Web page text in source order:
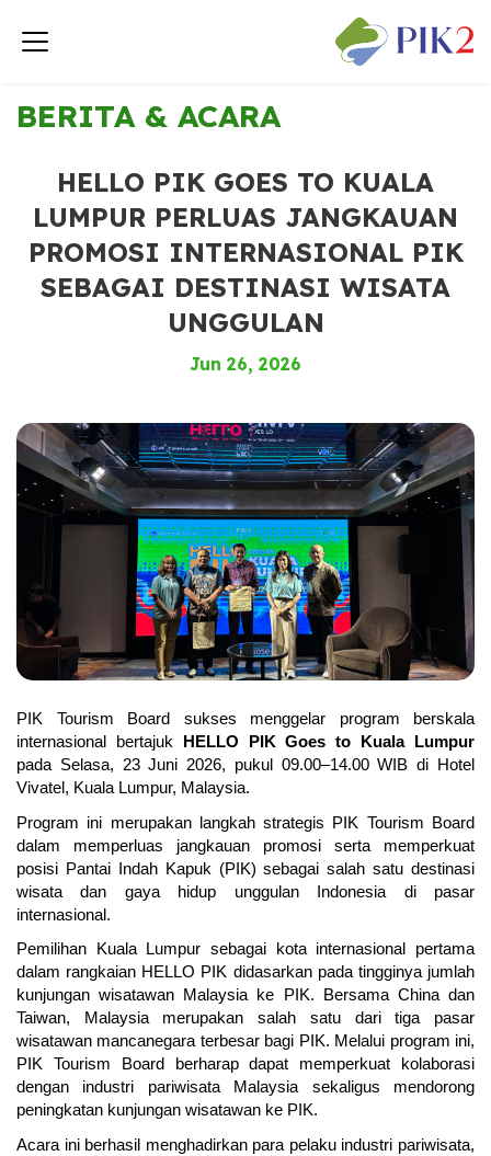
< Kembali ke Berita & Acara
BERITA & ACARA
HELLO PIK GOES TO KUALA
LUMPUR PERLUAS JANGKAUAN
PROMOSI INTERNASIONAL PIK
SEBAGAI DESTINASI WISATA
UNGGULAN
Jun 26, 2026
PIK Tourism Board sukses menggelar program berskala
internasional bertajuk
HELLO PIK Goes to Kuala Lumpur
pada Selasa, 23 Juni 2026, pukul 09.00–14.00 WIB di Hotel
Vivatel, Kuala Lumpur, Malaysia.
Program ini merupakan langkah strategis PIK Tourism Board
dalam memperluas jangkauan promosi serta memperkuat
posisi Pantai Indah Kapuk (PIK) sebagai salah satu destinasi
wisata dan gaya hidup unggulan Indonesia di pasar
internasional.
Pemilihan Kuala Lumpur sebagai kota internasional pertama
dalam rangkaian HELLO PIK didasarkan pada tingginya jumlah
kunjungan wisatawan Malaysia ke PIK. Bersama China dan
Taiwan, Malaysia merupakan salah satu dari tiga pasar
wisatawan mancanegara terbesar bagi PIK. Melalui program ini,
PIK Tourism Board berharap dapat memperkuat kolaborasi
dengan industri pariwisata Malaysia sekaligus mendorong
peningkatan kunjungan wisatawan ke PIK.
Acara ini berhasil menghadirkan para pelaku industri pariwisata,